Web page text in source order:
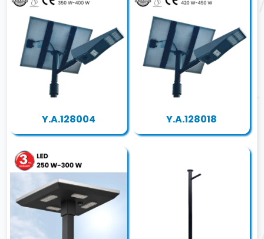
Y.A.128004 Y.A.128018